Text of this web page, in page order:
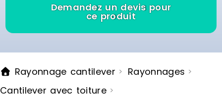
Demandez un devis pour
ce produit
Rayonnage cantilever > Rayonnages >
Cantilever avec toiture >